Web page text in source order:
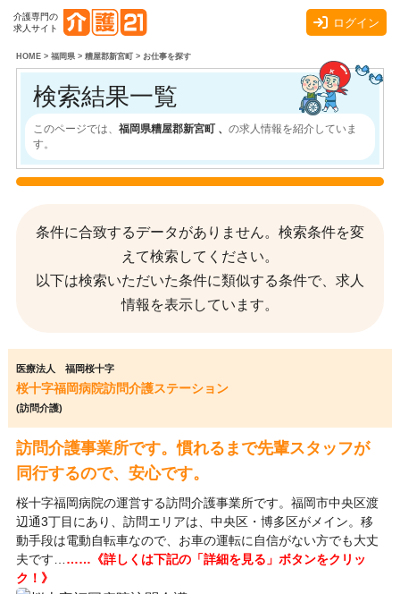
介護専門の
求人サイト
ログイン
HOME> 福岡県> 糟屋郡新宮町> お仕事を探す
検索結果一覧
このページでは、 福岡県糟屋郡新宮町 、 の求人情報を紹介していま
す。
条件に合致するデータがありません。検索条件を変
えて検索してください。
以下は検索いただいた条件に類似する条件で、求人
情報を表示しています。
医療法人 福岡桜十字
桜十字福岡病院訪問介護ステーション
(訪問介護)
訪問介護事業所です。慣れるまで先輩スタッフが
同行するので、安心です。
桜十字福岡病院の運営する訪問介護事業所です。福岡市中央区渡
辺通3丁目にあり、訪問エリアは、中央区・博多区がメイン。移
動手段は電動自転車なので、お車の運転に自信がない方でも大丈
夫です… ……《詳しくは下記の「詳細を見る」ボタンをクリッ
ク！》